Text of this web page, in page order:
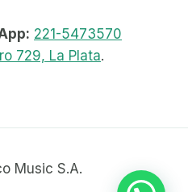
221-5473570
729, La Plata.
Music S.A.